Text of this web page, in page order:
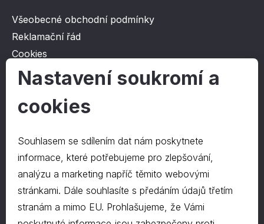
Všeobecné obchodní podmínky
Reklamační řád
Cookies
Ochrana osobních údajů
O společnosti
Kontakt
O nás
Kontakty
Nastavení soukromí a
cookies
Souhlasem se sdílením dat nám poskytnete
informace, které potřebujeme pro zlepšování,
analýzu a marketing napříč těmito webovými
stránkami. Dále souhlasíte s předáním údajů třetím
stranám a mimo EU. Prohlašujeme, že Vámi